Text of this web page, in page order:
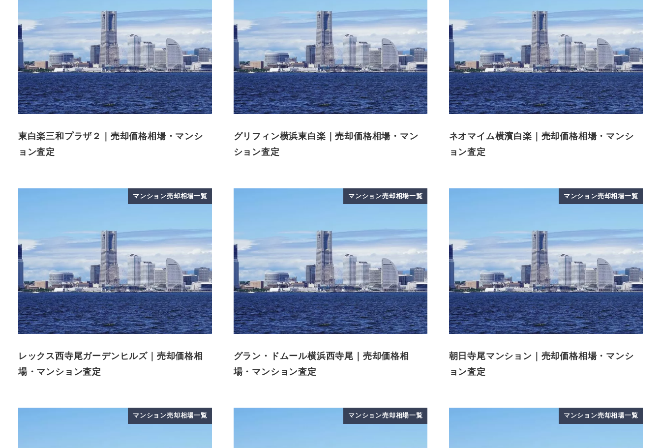
東白楽三和プラザ２｜売却価格相場・マンシ
ョン査定
グリフィン横浜東白楽｜売却価格相場・マン
ション査定
ネオマイム横濱白楽｜売却価格相場・マンシ
ョン査定
マンション売却相場一覧
レックス西寺尾ガーデンヒルズ｜売却価格相
場・マンション査定
マンション売却相場一覧
グラン・ドムール横浜西寺尾｜売却価格相
場・マンション査定
マンション売却相場一覧
朝日寺尾マンション｜売却価格相場・マンシ
ョン査定
マンション売却相場一覧 マンション売却相場一覧 マンション売却相場一覧